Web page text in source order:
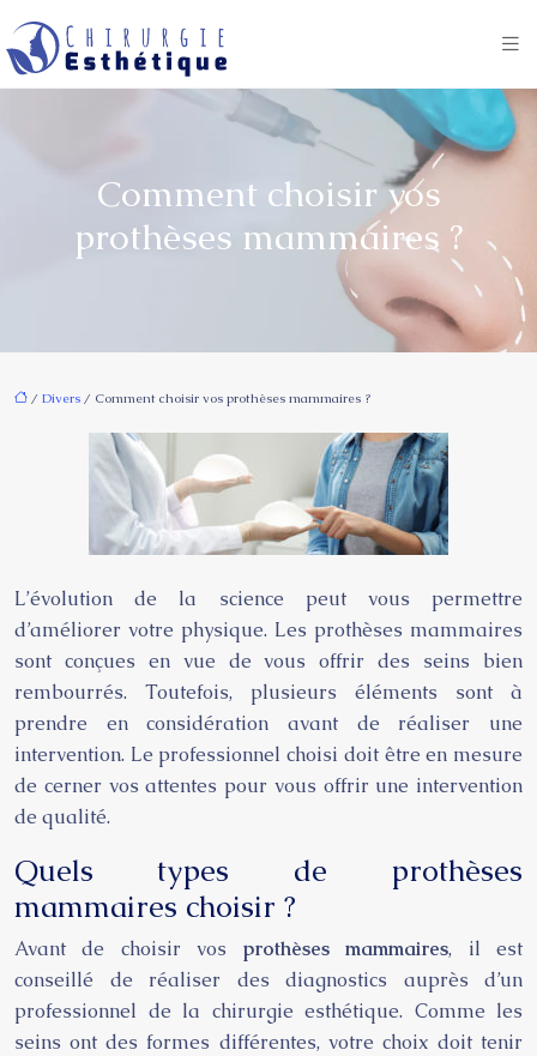
Comment choisir vos
prothèses mammaires ?
/ Divers / Comment choisir vos prothèses mammaires ?
L’évolution de la science peut vous permettre
d’améliorer votre physique. Les prothèses mammaires
sont conçues en vue de vous offrir des seins bien
rembourrés. Toutefois, plusieurs éléments sont à
prendre en considération avant de réaliser une
intervention. Le professionnel choisi doit être en mesure
de cerner vos attentes pour vous offrir une intervention
de qualité.
Quels types de prothèses
mammaires choisir ?
Avant de choisir vos prothèses mammaires, il est
conseillé de réaliser des diagnostics auprès d’un
professionnel de la chirurgie esthétique. Comme les
seins ont des formes différentes, votre choix doit tenir